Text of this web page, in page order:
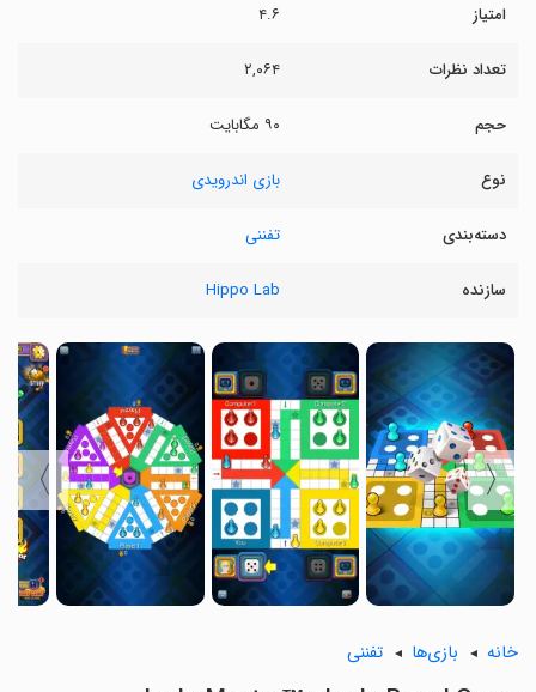
امتیاز ۴.۶
تعداد نظرات ۲,۰۶۴
حجم ۹۰ مگابایت
نوع بازی اندرویدی
دسته‌بندی تفننی
سازنده Hippo Lab
〈
〉
خانه بازی‌ها تفننی